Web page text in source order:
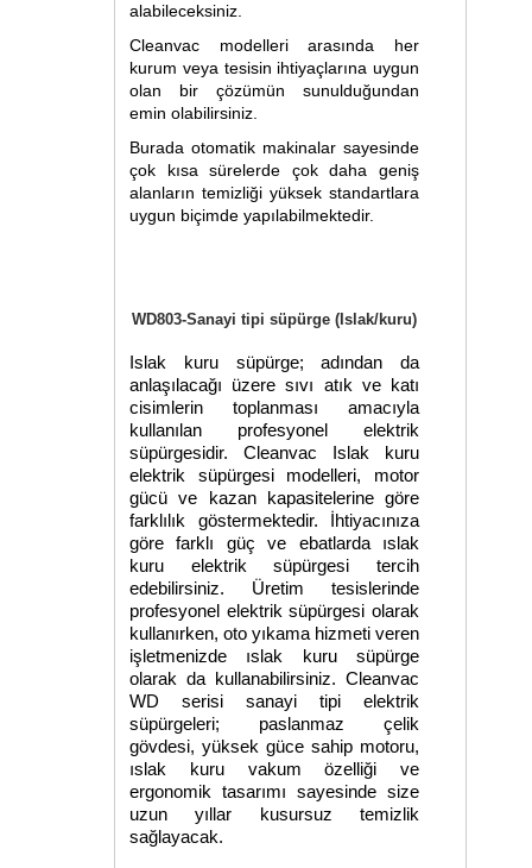
alabileceksiniz.
Cleanvac modelleri arasında her
kurum veya tesisin ihtiyaçlarına uygun
olan bir çözümün sunulduğundan
emin olabilirsiniz.
Burada otomatik makinalar sayesinde
çok kısa sürelerde çok daha geniş
alanların temizliği yüksek standartlara
uygun biçimde yapılabilmektedir.
WD803-Sanayi tipi süpürge (Islak/kuru)
Islak kuru süpürge; adından da
anlaşılacağı üzere sıvı atık ve katı
cisimlerin toplanması amacıyla
kullanılan profesyonel elektrik
süpürgesidir. Cleanvac Islak kuru
elektrik süpürgesi modelleri, motor
gücü ve kazan kapasitelerine göre
farklılık göstermektedir. İhtiyacınıza
göre farklı güç ve ebatlarda ıslak
kuru elektrik süpürgesi tercih
edebilirsiniz. Üretim tesislerinde
profesyonel elektrik süpürgesi olarak
kullanırken, oto yıkama hizmeti veren
işletmenizde ıslak kuru süpürge
olarak da kullanabilirsiniz. Cleanvac
WD serisi sanayi tipi elektrik
süpürgeleri; paslanmaz çelik
gövdesi, yüksek güce sahip motoru,
ıslak kuru vakum özelliği ve
ergonomik tasarımı sayesinde size
uzun yıllar kusursuz temizlik
sağlayacak.